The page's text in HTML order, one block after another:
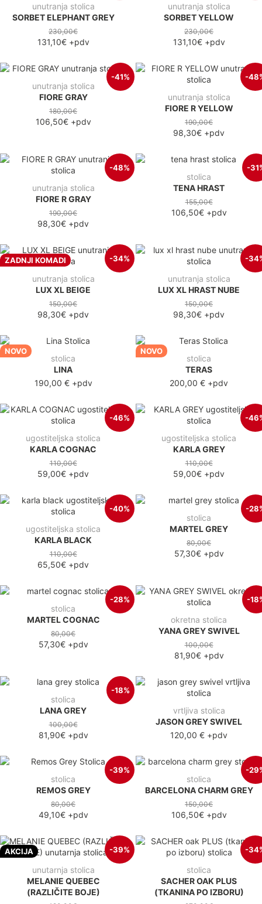
unutranja stolica
SORBET ELEPHANT GREY
230,00€
131,10€+pdv
unutranja stolica
SORBET YELLOW
230,00€
131,10€+pdv
-41%
unutranja stolica
FIORE GRAY
180,00€
106,50€+pdv
-
unutranja stolica
FIORE R YELLOW
190,00€
98,30€ +pdv
-48%
unutranja stolica
FIORE R GRAY
190,00€
98,30€ +pdv
-
stolica
TENA HRAST
155,00€
106,50€+pdv
ZADNJI KOMADI -34%
unutranja stolica
LUX XL BEIGE
150,00€
98,30€ +pdv
-
unutranja stolica
LUX XL HRAST NUBE
150,00€
98,30€ +pdv
NOVO
stolica
LINA
190,00 €+pdv
NOVO
stolica
TERAS
200,00 € +pdv
-46%
ugostiteljska stolica
KARLA COGNAC
110,00€
59,00€ +pdv
-
ugostiteljska stolica
KARLA GREY
110,00€
59,00€ +pdv
-40%
ugostiteljska stolica
KARLA BLACK
110,00€
65,50€ +pdv
-
stolica
MARTEL GREY
80,00€
57,30€+pdv
-28%
stolica
MARTEL COGNAC
80,00€
57,30€+pdv
-
okretna stolica
YANA GREY SWIVEL
100,00€
81,90€+pdv
-18%
stolica
LANA GREY
100,00€
81,90€+pdv
vrtljiva stolica
JASON GREY SWIVEL
120,00 € +pdv
-39%
stolica
REMOS GREY
80,00€
49,10€+pdv
-
stolica
BARCELONA CHARM GREY
150,00€
106,50€+pdv
AKCIJA -39%
unutarnja stolica
MELANIE QUEBEC
(RAZLIČITE BOJE)
-
stolica
SACHER OAK PLUS
(TKANINA PO IZBORU)